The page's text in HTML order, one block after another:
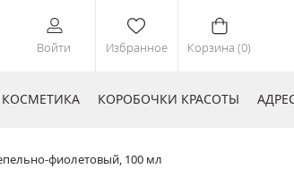
Войти Избранное Корзина (0)
КОРОБОЧКИ КРАСОТЫ
фиолетовый, 100 мл